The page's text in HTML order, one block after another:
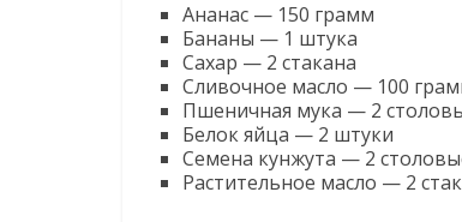
Ананас — 150 грамм
Бананы — 1 штука
Сахар — 2 стакана
Сливочное масло — 100
Пшеничная мука — 2
Белок яйца — 2 штуки
Семена кунжута — 2
Растительное масло — 2